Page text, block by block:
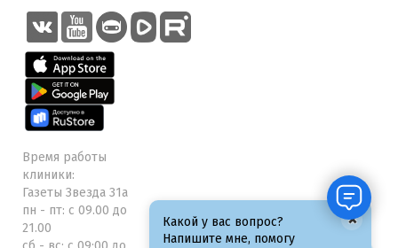
Время работы
клиники:
Газеты Звезда 31а
пн - пт: с 09.00 до
21.00
Какой у вас вопрос?
Напишите мне, помогу
×